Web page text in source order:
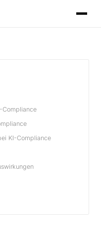
Compliance
KI-Compliance